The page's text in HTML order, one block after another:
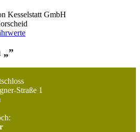
Kesselstatt GmbH
„”
Straße 1